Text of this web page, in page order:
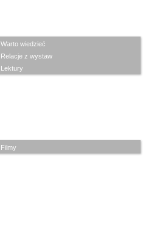
Warto wiedzieć
Relacje z wystaw
Lektury
GALERIA
Filmy